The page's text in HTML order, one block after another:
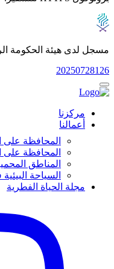
مسجل لدى هيئة الحكومة
20250728126
مركزنا
أعمالنا
المحافظة على
المحافظة على
المناطق
السياحة
مجلة الحياة الفطرية